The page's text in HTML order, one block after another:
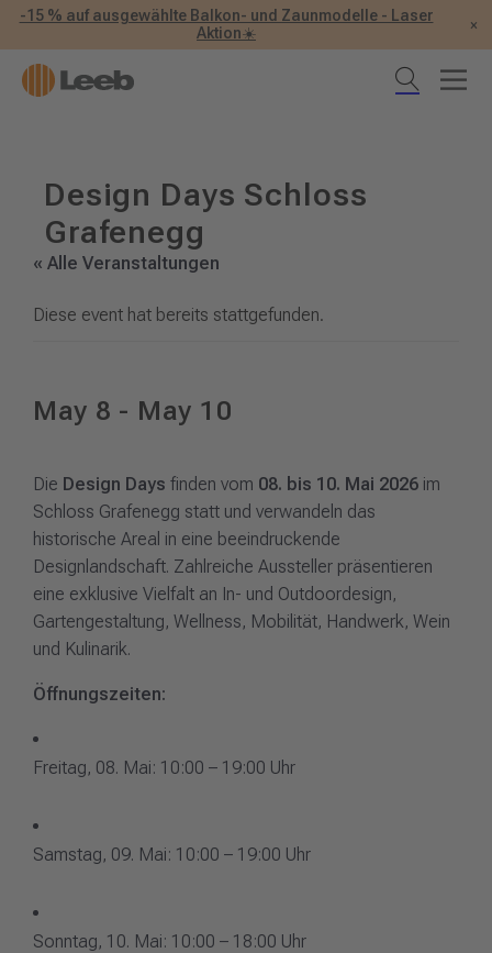
-15 % auf ausgewählte Balkon- und Zaunmodelle - Laser
Aktion☀️
×
Design Days Schloss
Grafenegg
« Alle Veranstaltungen
Diese event hat bereits stattgefunden.
May 8 - May 10
Die Design Days finden vom 08. bis 10. Mai 2026 im
Schloss Grafenegg statt und verwandeln das
historische Areal in eine beeindruckende
Designlandschaft. Zahlreiche Aussteller präsentieren
eine exklusive Vielfalt an In- und Outdoordesign,
Gartengestaltung, Wellness, Mobilität, Handwerk, Wein
und Kulinarik.
Öffnungszeiten:
Freitag, 08. Mai: 10:00 – 19:00 Uhr
Samstag, 09. Mai: 10:00 – 19:00 Uhr
Sonntag, 10. Mai: 10:00 – 18:00 Uhr